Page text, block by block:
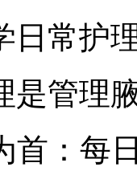
日常护
是管理
首：每